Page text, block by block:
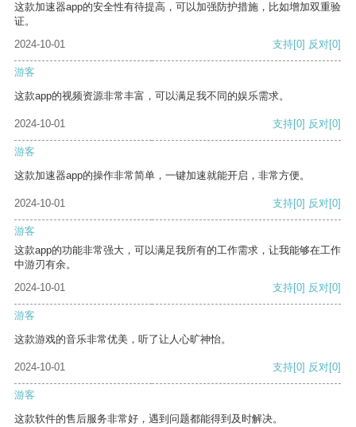
这款加速器app的安全性有待提高，可以加强防护措施，比如增加双重验
证。
2024-10-01
支持[0] 反对[0]
游客
这款app的视频资源非常丰富，可以满足我不同的娱乐需求。
2024-10-01 支持[0] 反对[0]
游客
这款加速器app的操作非常简单，一键加速就能开启，非常方便。
2024-10-01 支持[0] 反对[0]
游客
这款app的功能非常强大，可以满足我所有的工作需求，让我能够在工作
中游刃有余。
2024-10-01
支持[0] 反对[0]
游客
这款游戏的音乐非常优美，听了让人心旷神怡。
2024-10-01 支持[0] 反对[0]
游客
这款软件的售后服务非常好，遇到问题都能得到及时解决。